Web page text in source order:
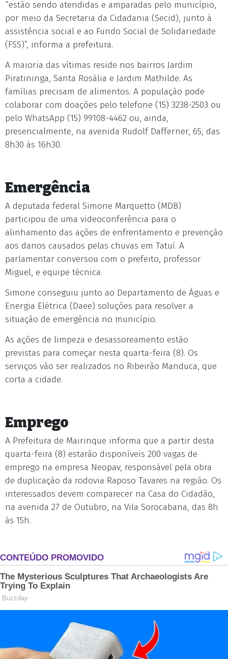
“estão sendo atendidas e amparadas pelo município,
por meio da Secretaria da Cidadania (Secid), junto à
assistência social e ao Fundo Social de Solidariedade
(FSS)”, informa a prefeitura.
A maioria das vítimas reside nos bairros Jardim
Piratininga, Santa Rosália e Jardim Mathilde. As
famílias precisam de alimentos. A população pode
colaborar com doações pelo telefone (15) 3238-2503 ou
pelo WhatsApp (15) 99108-4462 ou, ainda,
presencialmente, na avenida Rudolf Dafferner, 65, das
8h30 às 16h30.
Emergência
A deputada federal Simone Marquetto (MDB)
participou de uma videoconferência para o
alinhamento das ações de enfrentamento e prevenção
aos danos causados pelas chuvas em Tatuí. A
parlamentar conversou com o prefeito, professor
Miguel, e equipe técnica.
Simone conseguiu junto ao Departamento de Águas e
Energia Elétrica (Daee) soluções para resolver a
situação de emergência no município.
As ações de limpeza e desassoreamento estão
previstas para começar nesta quarta-feira (8). Os
serviços vão ser realizados no Ribeirão Manduca, que
corta a cidade.
Emprego
A Prefeitura de Mairinque informa que a partir desta
quarta-feira (8) estarão disponíveis 200 vagas de
emprego na empresa Neopav, responsável pela obra
de duplicação da rodovia Raposo Tavares na região. Os
interessados devem comparecer na Casa do Cidadão,
na avenida 27 de Outubro, na Vila Sorocabana, das 8h
às 15h.